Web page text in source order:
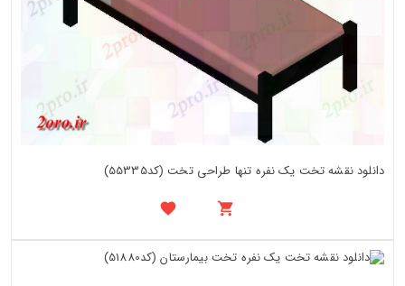
دانلود نقشه تخت یک نفره تنها طراحی تخت (کد55335)